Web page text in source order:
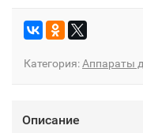
Категория:Аппараты
Описание